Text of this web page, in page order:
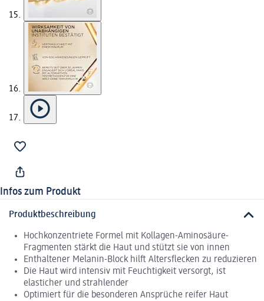
Infos zum Produkt
Produktbeschreibung
Hochkonzentriete Formel mit Kollagen-Aminosäure-
Fragmenten stärkt die Haut und stützt sie von innen
Enthaltener Melanin-Block hilft Altersflecken zu reduzieren
Die Haut wird intensiv mit Feuchtigkeit versorgt, ist
elasticher und strahlender
Optimiert für die besonderen Ansprüche reifer Haut